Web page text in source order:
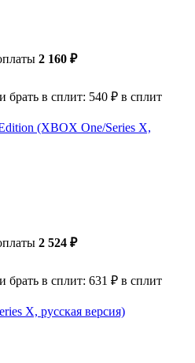
2 160 ₽
брать в сплит: 540 ₽ в сплит
(XBOX One/Series X,
2 524 ₽
брать в сплит: 631 ₽ в сплит
X, русская версия)